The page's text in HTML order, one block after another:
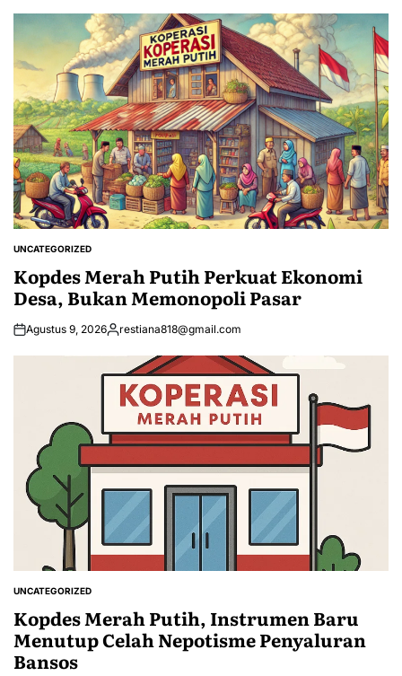
POSTED
UNCATEGORIZED
Kopdes Merah Putih Perkuat Ekonomi
Desa, Bukan Memonopoli Pasar
Agustus 9, 2026Posted
restiana818@gmail.com
POSTED
UNCATEGORIZED
Kopdes Merah Putih, Instrumen Baru
Menutup Celah Nepotisme Penyaluran
Bansos